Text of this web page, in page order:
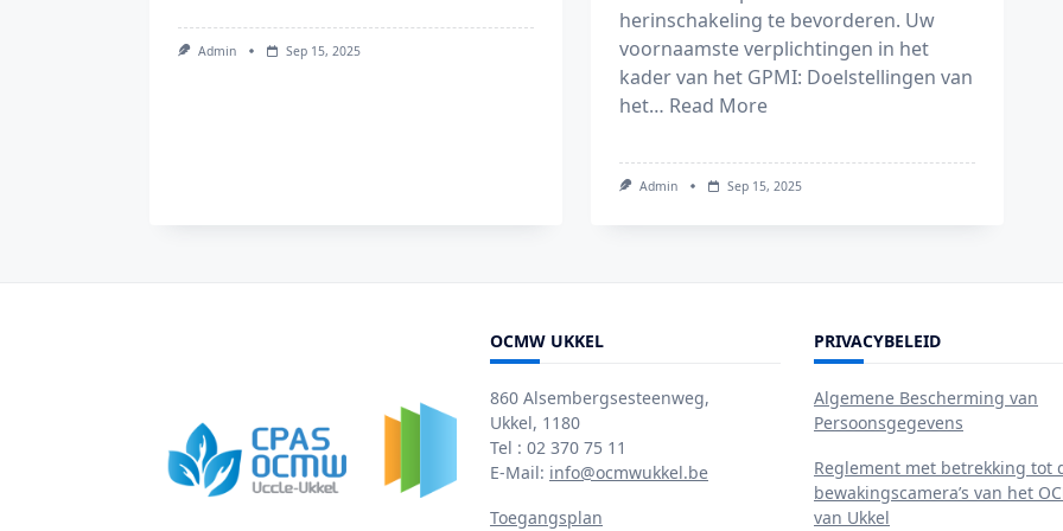
Admin Sep 15, 2025
herinschakeling te bevorderen. Uw
voornaamste verplichtingen in het
kader van het GPMI: Doelstellingen van
het… Read More
Admin Sep 15, 2025
OCMW UKKEL
860 Alsembergsesteenweg,
Ukkel, 1180
Tel : 02 370 75 11
E-Mail: info@ocmwukkel.be
Toegangsplan
PRIVACYBELEID
Algemene Bescherming van
Persoonsgegevens
Reglement met betrekking tot
bewakingscamera’s van het
van Ukkel